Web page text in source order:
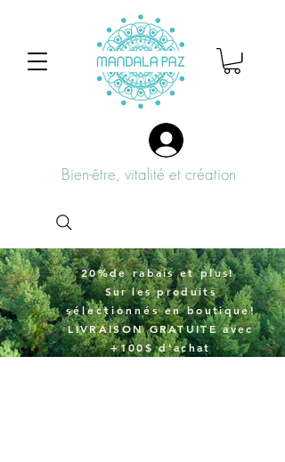
Bien-être, vitalité et création
20%de rabais et plus!
Surles produits
sélectionnésen boutique!
LIVRAISON GRATUITE avec
+100$ d'achat